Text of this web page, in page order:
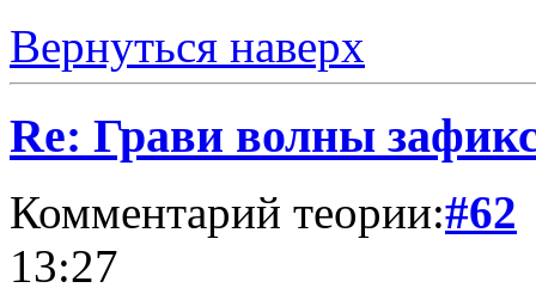
Вернуться наверх
Re: Грави волны
Комментарий теории:#62
13:27